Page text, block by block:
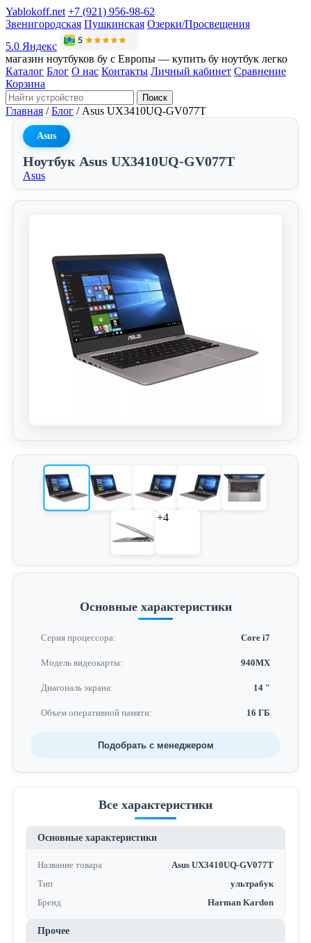
Yablokoff.net +7 (921) 956-98-62
Звенигородская Пушкинская Озерки/Просвещения
5.0 Яндекс
магазин ноутбуков бу с Европы — купить бу ноутбук легко
Каталог Блог О нас Контакты Личный кабинет Сравнение
Корзина
Поиск
Главная / Блог / Asus UX3410UQ-GV077T
Asus
Ноутбук Asus UX3410UQ-GV077T
Asus
+4
Основные характеристики
Серия процессора: Core i7
Модель видеокарты: 940MX
Диагональ экрана: 14 "
Объем оперативной памяти: 16 ГБ
Подобрать с менеджером
Все характеристики
Основные характеристики
Название товара
Asus UX3410UQ-GV077T
Тип
ультрабук
Бренд
Harman Kardon
Прочее